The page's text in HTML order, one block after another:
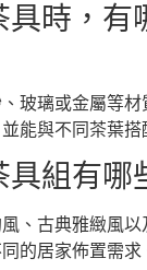
具時，有
玻璃或金屬等
能與不同茶葉搭
組有哪
、古典雅緻風
的居家佈置需求